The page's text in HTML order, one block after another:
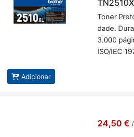
Toner
dade.
3.000
ISO/IEC
Adicionar
24,50 € /